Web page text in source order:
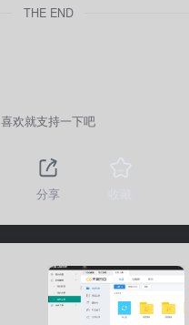
THE END
喜欢就支持一下吧
分享